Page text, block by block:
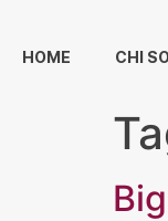
HOME CHI